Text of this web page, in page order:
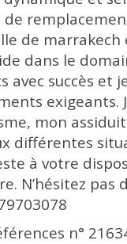
de
de marrakech
dans le
avec succès et
exigeants.
mon
différentes
à votre
N’hésitez
n°